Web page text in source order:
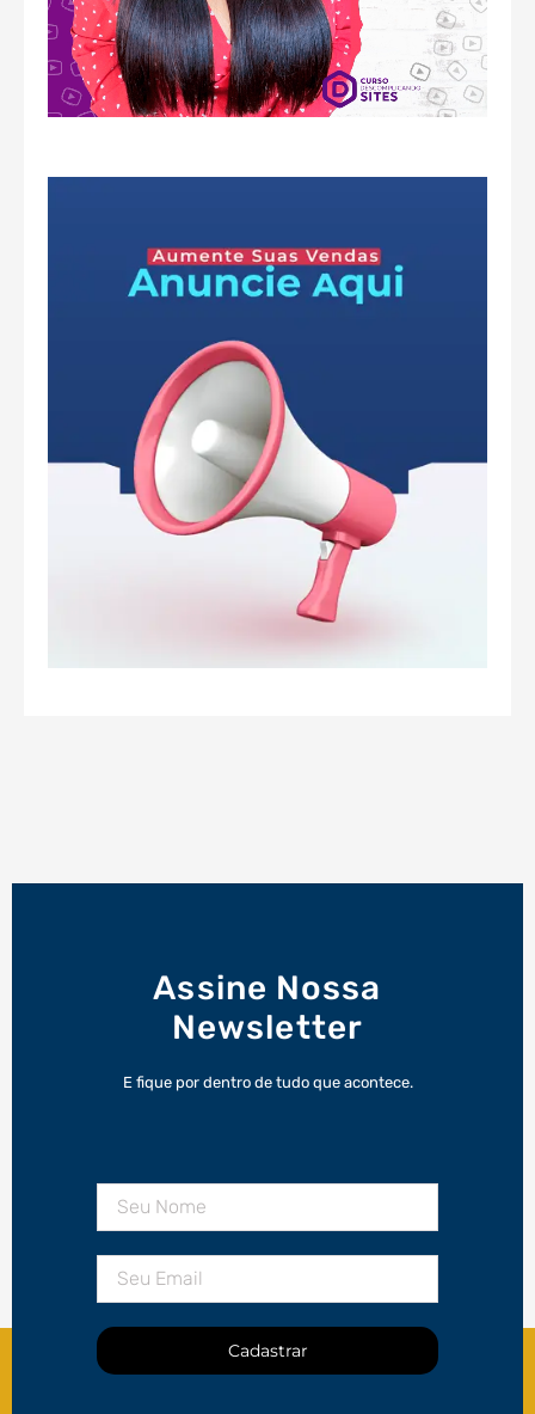
Assine Nossa
Newsletter
E fique por dentro de tudo que acontece.
Cadastrar